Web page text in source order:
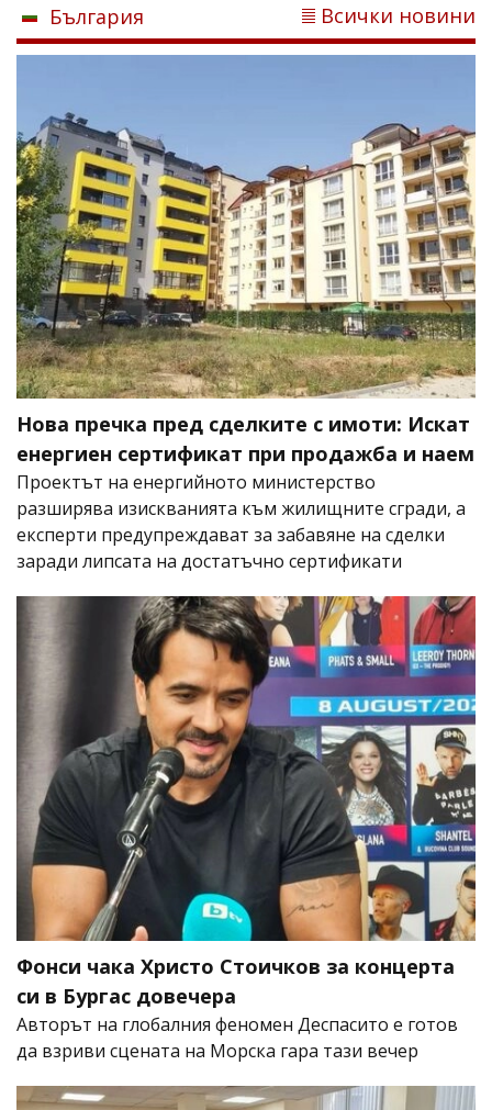
България Всички новини
Нова пречка пред сделките с имоти: Искат
енергиен сертификат при продажба и наем
Проектът на енергийното министерство
разширява изискванията към жилищните сгради, а
експерти предупреждават за забавяне на сделки
заради липсата на достатъчно сертификати
Фонси чака Христо Стоичков за концерта
си в Бургас довечера
Авторът на глобалния феномен Деспасито е готов
да взриви сцената на Морска гара тази вечер